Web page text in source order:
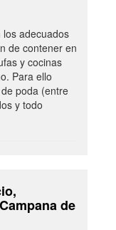
adecuados
de contener en
y cocinas
Para ello
poda (entre
y todo
de